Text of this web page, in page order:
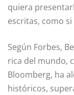
quiera
escritas, como
Según Forbes,
rica del mundo,
Bloomberg, ha
históricos,